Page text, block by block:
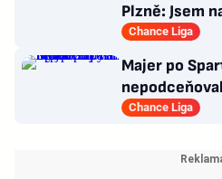
Plzně: Jsem
končit jako
Chance Liga
Majer po
zápasu
Chance Liga